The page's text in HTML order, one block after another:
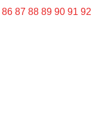
86 87 88 89 90 91 92